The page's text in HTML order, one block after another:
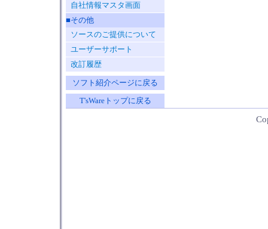
自社情報マスタ画面
■その他
ソースのご提供について
ユーザーサポート
改訂履歴
ソフト紹介ページに戻る
T'sWareトップに戻る